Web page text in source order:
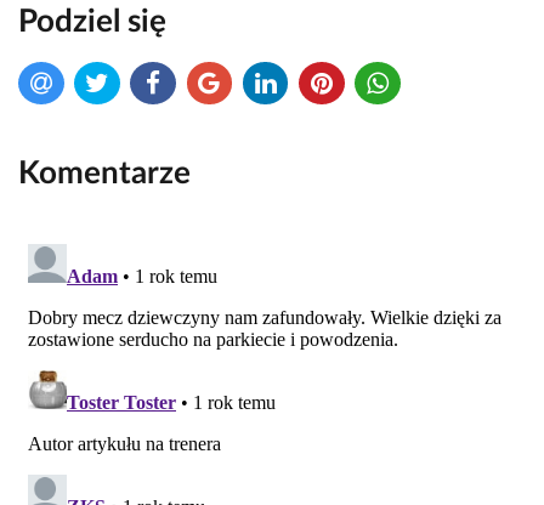
Podziel się
Komentarze